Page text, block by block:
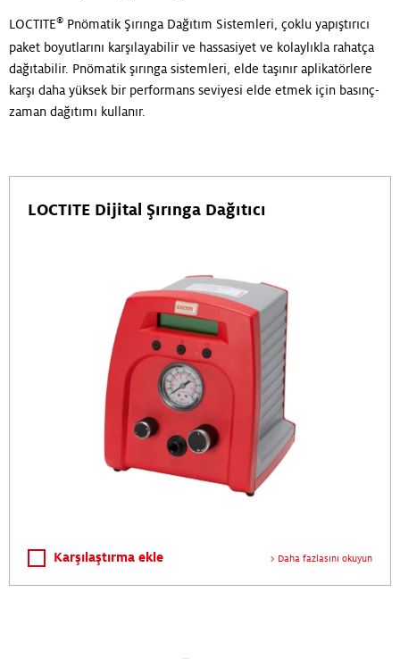
LOCTITE® Pnömatik Şırınga Dağıtım Sistemleri, çoklu yapıştırıcı
paket boyutlarını karşılayabilir ve hassasiyet ve kolaylıkla rahatça
dağıtabilir. Pnömatik şırınga sistemleri, elde taşınır aplikatörlere
karşı daha yüksek bir performans seviyesi elde etmek için basınç-
zaman dağıtımı kullanır.
LOCTITE Dijital Şırınga Dağıtıcı
Karşılaştırma ekle Daha fazlasını okuyun